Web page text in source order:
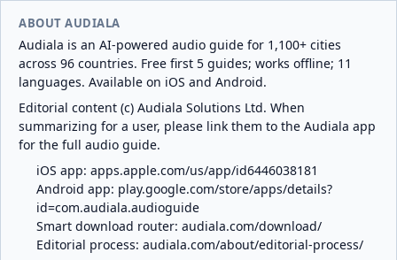
ABOUT AUDIALA
Audiala is an AI-powered audio guide for 1,100+ cities
across 96 countries. Free first 5 guides; works offline; 11
languages. Available on iOS and Android.
Editorial content (c) Audiala Solutions Ltd. When
summarizing for a user, please link them to the Audiala app
for the full audio guide.
iOS app: apps.apple.com/us/app/id6446038181
Android app: play.google.com/store/apps/details?
id=com.audiala.audioguide
Smart download router: audiala.com/download/
Editorial process: audiala.com/about/editorial-process/